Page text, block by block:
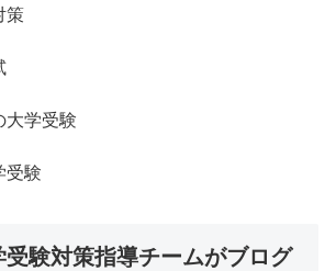
策
大学受験
受験
受験対策指導チームがブログ